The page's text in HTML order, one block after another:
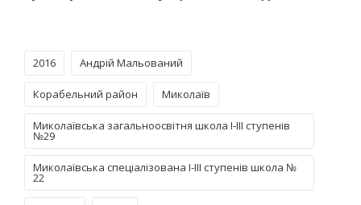
2016 Андрій Мальований
Корабельний район Миколаїв
Миколаївська загальноосвітня школа І-ІІІ ступенів
№29
Миколаївська спеціалізована І-ІІІ ступенів школа №
22